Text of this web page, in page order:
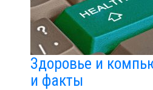
Здоровье и
и факты